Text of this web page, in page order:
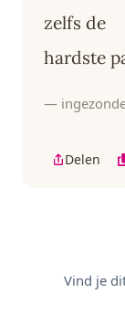
zelfs de
hardste
—
Delen
Vind je